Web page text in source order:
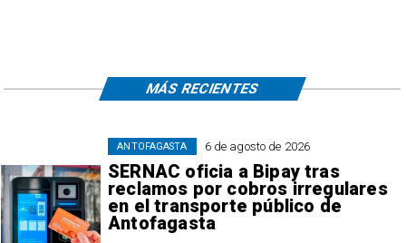
6 de agosto de 2026
SERNAC oficia a Bipay tras
reclamos por cobros irregulares
en el transporte público de
Antofagasta
ANTOFAGASTA
MÁS RECIENTES